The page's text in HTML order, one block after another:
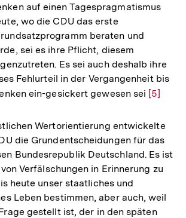
auf einen Tagespragmatismus
wo die CDU das erste
beraten und
sei es ihre Pflicht, diesem
Es sei auch deshalb ihre
Fehlurteil in der Vergangenheit bis
ein-gesickert gewesen sei Zur
der
Fußnote
[5]
Wertorientierung entwickelte
die Grundentscheidungen für das
Bundesrepublik Deutschland. Es ist
Verfälschungen in Erinnerung zu
heute unser staatliches und
Leben bestimmen, aber auch, weil
gestellt ist, der in den späten